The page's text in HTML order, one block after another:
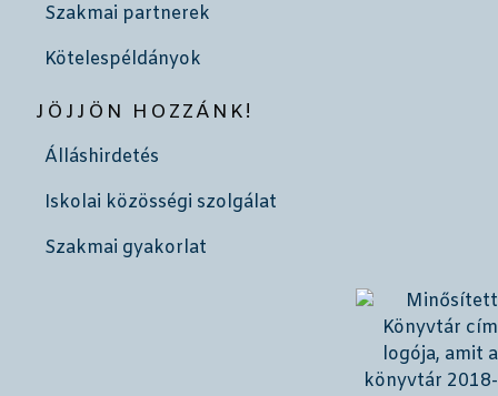
Szakmai partnerek
Kötelespéldányok
JÖJJÖN HOZZÁNK!
Álláshirdetés
Iskolai közösségi szolgálat
Szakmai gyakorlat